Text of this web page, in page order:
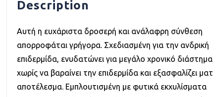
Description
Αυτή η ευχάριστα δροσερή και ανάλαφρη σύνθεση
απορροφάται γρήγορα. Σχεδιασμένη για την ανδρική
επιδερμίδα, ενυδατώνει για μεγάλο χρονικό διάστημα
χωρίς να βαραίνει την επιδερμίδα και εξασφαλίζει ματ
αποτέλεσμα. Εμπλουτισμένη με φυτικά εκχυλίσματα